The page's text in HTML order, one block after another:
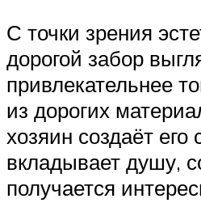
С точки зрения
дорогой забор
привлекательнее
из дорогих
хозяин создаёт
вкладывает душу,
получается